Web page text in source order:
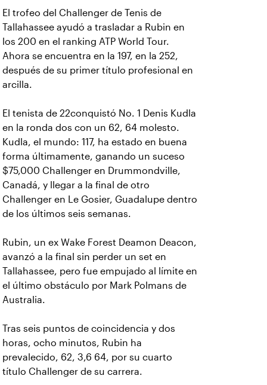
El trofeo del Challenger de Tenis de
Tallahassee ayudó a trasladar a Rubin en
los 200 en el ranking ATP World Tour.
Ahora se encuentra en la 197, en la 252,
después de su primer título profesional en
arcilla.
El tenista de 22conquistó No. 1 Denis Kudla
en la ronda dos con un 62, 64 molesto.
Kudla, el mundo: 117, ha estado en buena
forma últimamente, ganando un suceso
$75,000 Challenger en Drummondville,
Canadá, y llegar a la final de otro
Challenger en Le Gosier, Guadalupe dentro
de los últimos seis semanas.
Rubin, un ex Wake Forest Deamon Deacon,
avanzó a la final sin perder un set en
Tallahassee, pero fue empujado al límite en
el último obstáculo por Mark Polmans de
Australia.
Tras seis puntos de coincidencia y dos
horas, ocho minutos, Rubin ha
prevalecido, 62, 3,6 64, por su cuarto
título Challenger de su carrera.